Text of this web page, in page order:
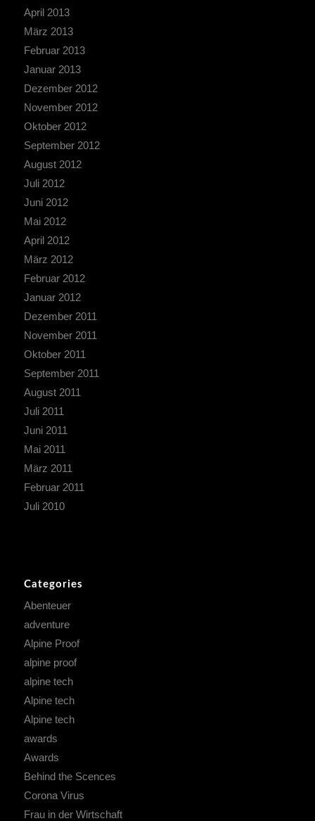
April 2013
März 2013
Februar 2013
Januar 2013
Dezember 2012
November 2012
Oktober 2012
September 2012
August 2012
Juli 2012
Juni 2012
Mai 2012
April 2012
März 2012
Februar 2012
Januar 2012
Dezember 2011
November 2011
Oktober 2011
September 2011
August 2011
Juli 2011
Juni 2011
Mai 2011
März 2011
Februar 2011
Juli 2010
Categories
Abenteuer
adventure
Alpine Proof
alpine proof
alpine tech
Alpine tech
Alpine tech
awards
Awards
Behind the Scences
Corona Virus
Frau in der Wirtschaft